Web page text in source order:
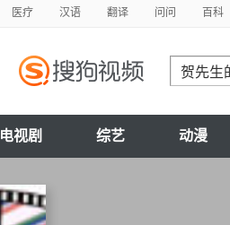
医疗 汉语 翻译 问问 百科
电视剧 综艺 动漫